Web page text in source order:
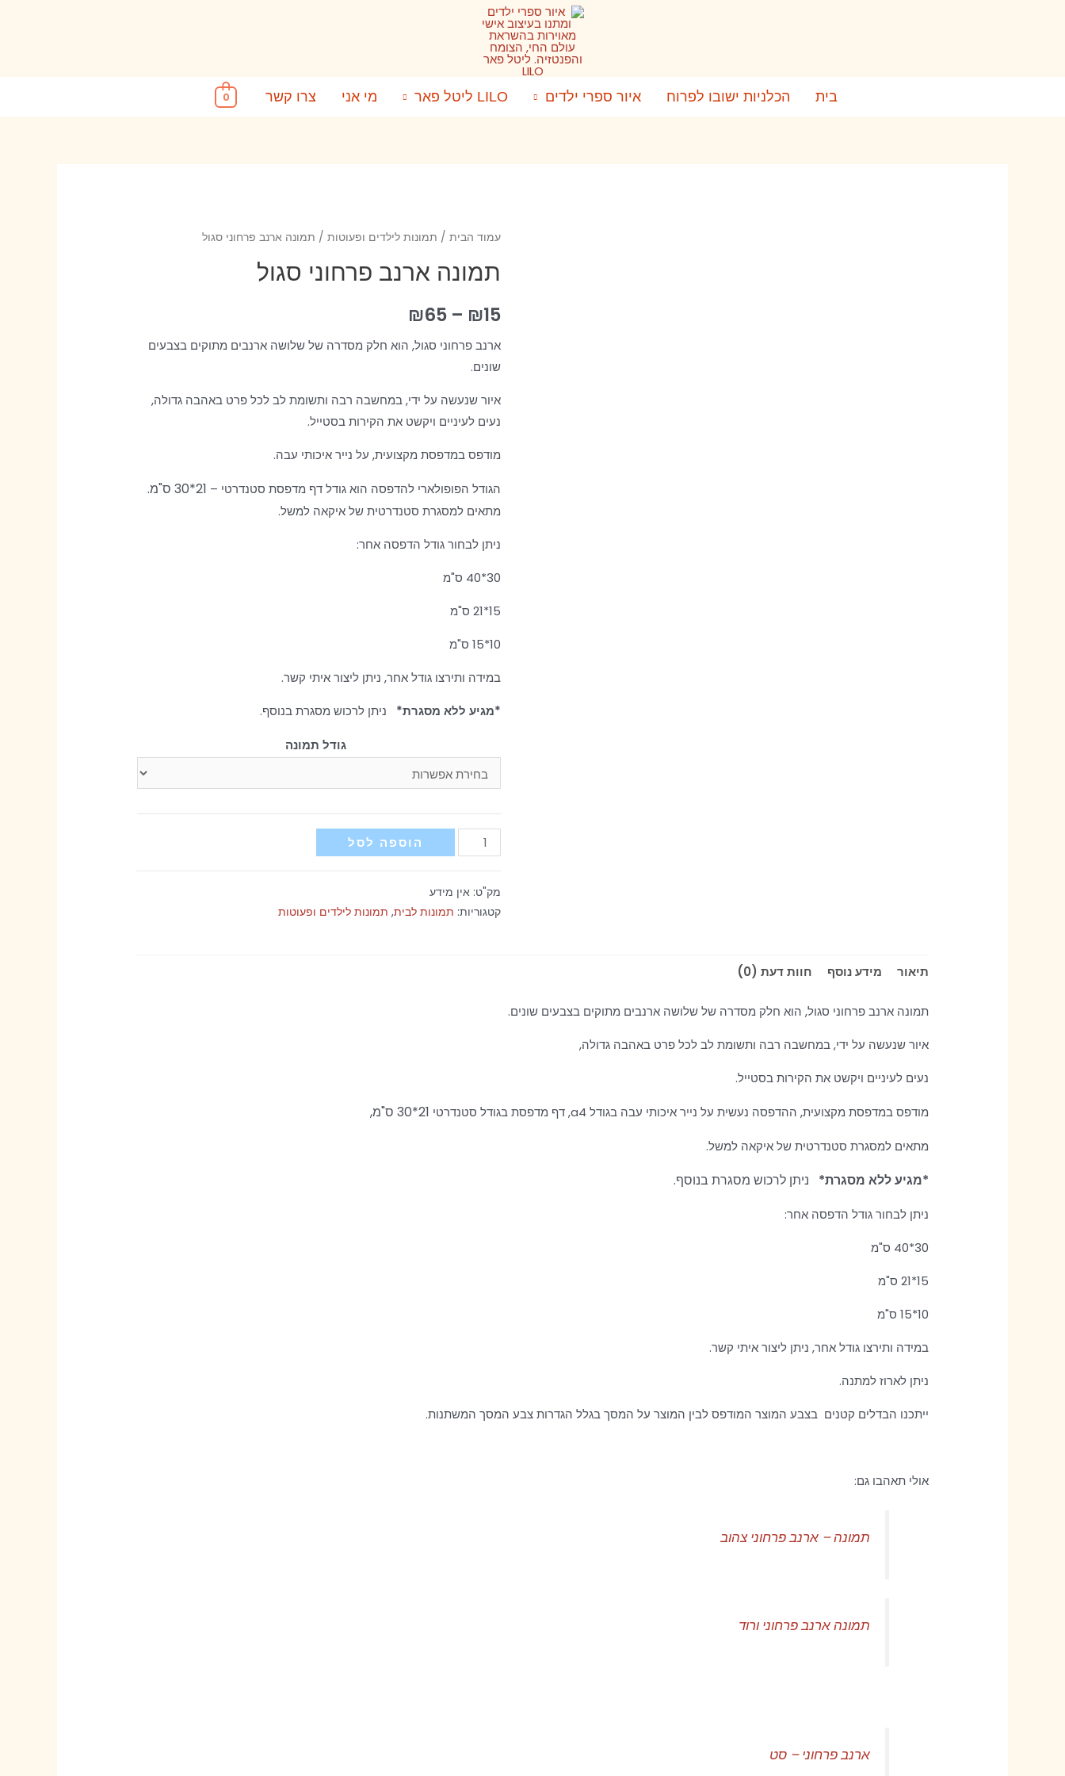
בית הכלניות ישובו לפרוח איור ספרי ילדים LILO ליטל פאר מי אני צרו קשר 0
עמוד הבית / תמונות לילדים ופעוטות / תמונה ארנב פרחוני סגול
תמונה ארנב פרחוני סגול
₪15
–
₪65
ארנב פרחוני סגול, הוא חלק מסדרה של שלושה ארנבים מתוקים בצבעים
שונים.
איור שנעשה על ידי, במחשבה רבה ותשומת לב לכל פרט באהבה גדולה,
נעים לעיניים ויקשט את הקירות בסטייל.
מודפס במדפסת מקצועית, על נייר איכותי עבה.
הגודל הפופולארי להדפסה הוא גודל דף מדפסת סטנדרטי – 21*30 ס"מ.
מתאים למסגרת סטנדרטית של איקאה למשל.
ניתן לבחור גודל הדפסה אחר:
30*40 ס"מ
15*21 ס"מ
10*15 ס"מ
במידה ותירצו גודל אחר, ניתן ליצור איתי קשר.
*מגיע ללא מסגרת* ניתן לרכוש מסגרת בנוסף.
גודל תמונה
כמות
של
ארנב
הוספה לסל
מק"ט: אין מידע
קטגוריות: תמונות לבית, תמונות לילדים ופעוטות
תיאור מידע נוסף חוות דעת (0)
תמונה ארנב פרחוני סגול, הוא חלק מסדרה של שלושה ארנבים מתוקים בצבעים שונים.
איור שנעשה על ידי, במחשבה רבה ותשומת לב לכל פרט באהבה גדולה,
נעים לעיניים ויקשט את הקירות בסטייל.
מודפס במדפסת מקצועית, ההדפסה נעשית על נייר איכותי עבה בגודל a4, דף מדפסת בגודל סטנדרטי 21*30 ס"מ,
מתאים למסגרת סטנדרטית של איקאה למשל.
*מגיע ללא מסגרת* ניתן לרכוש מסגרת בנוסף.
ניתן לבחור גודל הדפסה אחר:
30*40 ס"מ
15*21 ס"מ
10*15 ס"מ
במידה ותירצו גודל אחר, ניתן ליצור איתי קשר.
ניתן לארוז למתנה.
ייתכנו הבדלים קטנים בצבע המוצר המודפס לבין המוצר על המסך בגלל הגדרות צבע המסך המשתנות.
אולי תאהבו גם:
תמונה – ארנב פרחוני צהוב
תמונה ארנב פרחוני ורוד
ארנב פרחוני – סט